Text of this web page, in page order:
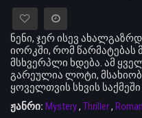
ნენი, ჯერ ისევ
იორკში, რომ
მსხვერპლი ხდება. ამ
გარეულია ლოტი,
ყოველთვის სხვის
ჟანრი: Mystery, Thriller,